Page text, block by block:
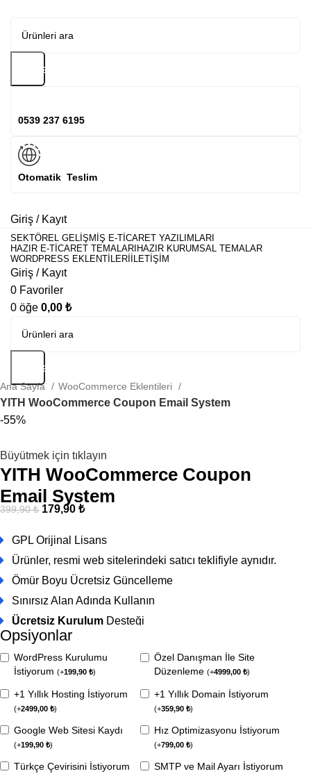
Arama
0539 237 6195
Otomatik Teslim
Giriş / Kayıt
SEKTÖREL GELIŞMIŞ E-TICARET YAZILIMLARI
HAZIR E-TICARET TEMALARI HAZIR KURUMSAL TEMALAR
WORDPRESS EKLENTILERI
İLETIŞIM
Giriş / Kayıt
0 Favoriler
0 öğe 0,00 ₺
Arama
Ana Sayfa WooCommerce Eklentileri
YITH WooCommerce Coupon Email System
-55%
Büyütmek için tıklayın
YITH WooCommerce Coupon
Email System
399,90₺ 179,90₺
GPL Orijinal Lisans
Ürünler, resmi web sitelerindeki satıcı teklifiyle aynıdır.
Ömür Boyu Ücretsiz Güncelleme
Sınırsız Alan Adında Kullanın
Ücretsiz Kurulum Desteği
Opsiyonlar
WordPress Kurulumu
İstiyorum(+199,90₺)
Özel Danışman İle Site
Düzenleme(+4999,00₺)
+1 Yıllık Hosting İstiyorum
(+2499,00₺)
+1 Yıllık Domain İstiyorum
(+359,90₺)
Google Web Sitesi Kaydı
(+199,90₺)
Hız Optimizasyonu İstiyorum
(+799,00₺)
Türkçe Çevirisini İstiyorum SMTP ve Mail Ayarı İstiyorum